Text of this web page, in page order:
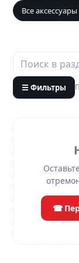
Все
☰ Фильтры
☎